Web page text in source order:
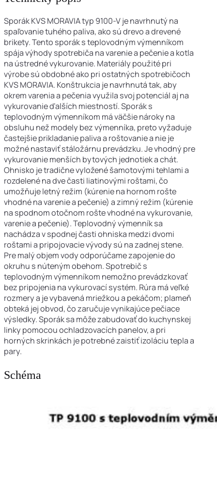
Sporák KVS MORAVIA typ 9100-V je navrhnutý na
spaľovanie tuhého paliva, ako sú drevo a drevené
brikety. Tento sporák s teplovodným výmenníkom
spája výhody spotrebiča na varenie a pečenie a kotla
na ústredné vykurovanie. Materiály použité pri
výrobe sú obdobné ako pri ostatných spotrebičoch
KVS MORAVIA. Konštrukcia je navrhnutá tak, aby
okrem varenia a pečenia využila svoj potenciál aj na
vykurovanie ďalších miestností. Sporák s
teplovodným výmenníkom má väčšie nároky na
obsluhu než modely bez výmenníka, preto vyžaduje
častejšie prikladanie paliva a roštovanie a nie je
možné nastaviť stáložárnu prevádzku. Je vhodný pre
vykurovanie menších bytových jednotiek a chát.
Ohnisko je tradične vyložené šamotovými tehlami a
rozdelené na dve časti liatinovými roštami, čo
umožňuje letný režim (kúrenie na hornom rošte
vhodné na varenie a pečenie) a zimný režim (kúrenie
na spodnom otočnom rošte vhodné na vykurovanie,
varenie a pečenie). Teplovodný výmenník sa
nachádza v spodnej časti ohniska medzi dvomi
roštami a pripojovacie vývody sú na zadnej stene.
Pre malý objem vody odporúčame zapojenie do
okruhu s núteným obehom. Spotrebič s
teplovodným výmenníkom nemožno prevádzkovať
bez pripojenia na vykurovací systém. Rúra má veľké
rozmery a je vybavená mriežkou a pekáčom; plameň
obteká jej obvod, čo zaručuje vynikajúce pečiace
výsledky. Sporák sa môže zabudovať do kuchynskej
linky pomocou ochladzovacích panelov, a pri
horných skrinkách je potrebné zaistiť izoláciu tepla a
pary.
Schéma